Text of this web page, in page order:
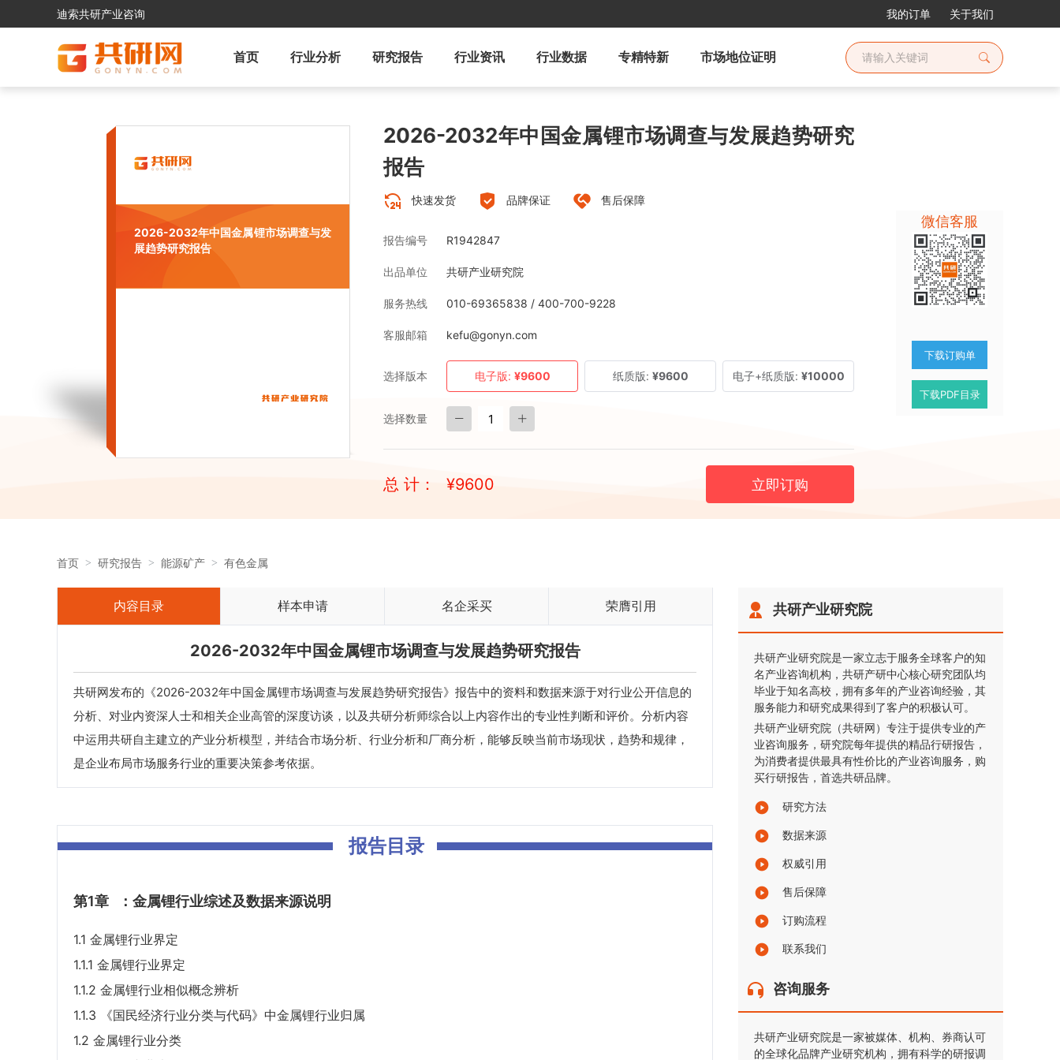
迪索共研产业咨询 我的订单 关于我们
首页 行业分析 研究报告 行业资讯 行业数据 专精特新 市场地位证明
2026-2032年中国金属锂市场调查与发
展趋势研究报告
2026-2032年中国金属锂市场调查与发展趋势研究
报告
快速发货 品牌保证 售后保障
报告编号 R1942847
出品单位 共研产业研究院
服务热线 010-69365838 / 400-700-9228
客服邮箱 kefu@gonyn.com
选择版本 电子版: ¥9600 纸质版: ¥9600 电子+纸质版: ¥10000
选择数量
总 计： ¥9600 立即订购
微信客服
下载订购单
下载PDF目录
首页 研究报告 能源矿产 有色金属
内容目录 样本申请 名企采买 荣膺引用
2026-2032年中国金属锂市场调查与发展趋势研究报告
共研网发布的《2026-2032年中国金属锂市场调查与发展趋势研究报告》报告中的资料和数据来源于对行业公开信息的
分析、对业内资深人士和相关企业高管的深度访谈，以及共研分析师综合以上内容作出的专业性判断和评价。分析内容
中运用共研自主建立的产业分析模型，并结合市场分析、行业分析和厂商分析，能够反映当前市场现状，趋势和规律，
是企业布局市场服务行业的重要决策参考依据。
报告目录
第1章 ：金属锂行业综述及数据来源说明
1.1 金属锂行业界定
1.1.1 金属锂行业界定
1.1.2 金属锂行业相似概念辨析
1.1.3 《国民经济行业分类与代码》中金属锂行业归属
1.2 金属锂行业分类
共研产业研究院
共研产业研究院是一家立志于服务全球客户的知
名产业咨询机构，共研产研中心核心研究团队均
毕业于知名高校，拥有多年的产业咨询经验，其
服务能力和研究成果得到了客户的积极认可。
共研产业研究院（共研网）专注于提供专业的产
业咨询服务，研究院每年提供的精品行研报告，
为消费者提供最具有性价比的产业咨询服务，购
买行研报告，首选共研品牌。
研究方法
数据来源
权威引用
售后保障
订购流程
联系我们
咨询服务
共研产业研究院是一家被媒体、机构、券商认可
的全球化品牌产业研究机构，拥有科学的研报调